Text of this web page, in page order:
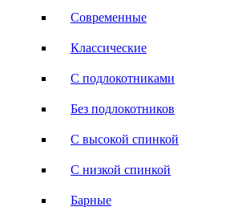
Современные
Классические
С подлокотниками
Без подлокотников
С высокой спинкой
С низкой спинкой
Барные